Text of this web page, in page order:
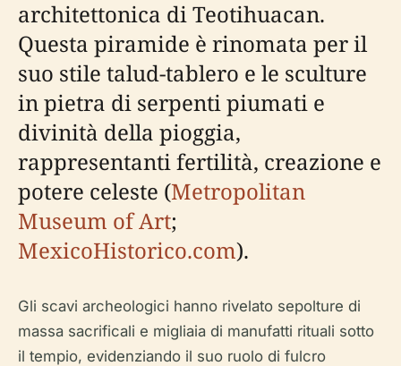
architettonica di Teotihuacan.
Questa piramide è rinomata per il
suo stile talud-tablero e le sculture
in pietra di serpenti piumati e
divinità della pioggia,
rappresentanti fertilità, creazione e
potere celeste (Metropolitan
Museum of Art;
MexicoHistorico.com).
Gli scavi archeologici hanno rivelato sepolture di
massa sacrificali e migliaia di manufatti rituali sotto
il tempio, evidenziando il suo ruolo di fulcro